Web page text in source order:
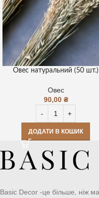
Овес натуральний (50 шт.)
Овес
90,00 ₴
ДОДАТИ В КОШИК
Basic Decor -це більше, ніж